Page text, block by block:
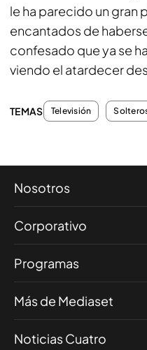
le ha parecido un gran
encantados de
confesado que ya se
viendo el atardecer
TEMAS Televisión
Nosotros
Corporativo
Programas
Más de Mediaset
Noticias Cuatro